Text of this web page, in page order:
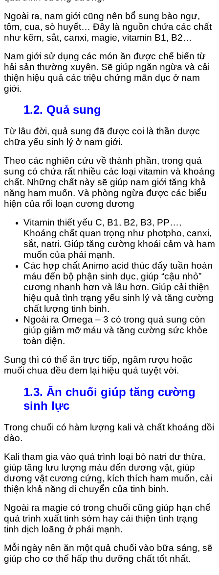
Ngoài ra, nam giới cũng nên bổ sung bào ngư,
tôm, cua, sò huyết… Đây là nguồn chứa các chất
như kẽm, sắt, canxi, magie, vitamin B1, B2…
Nam giới sử dụng các món ăn được chế biến từ
hải sản thường xuyên. Sẽ giúp ngăn ngừa và cải
thiện hiệu quả các triệu chứng mãn dục ở nam
giới.
1.2. Quả sung
Từ lâu đời, quả sung đã được coi là thần dược
chữa yếu sinh lý ở nam giới.
Theo các nghiên cứu về thành phần, trong quả
sung có chứa rất nhiều các loại vitamin và khoáng
chất. Những chất này sẽ giúp nam giới tăng khả
năng ham muốn. Và phòng ngừa được các biểu
hiện của rối loạn cương dương
Vitamin thiết yếu C, B1, B2, B3, PP…,
Khoáng chất quan trọng như photpho, canxi,
sắt, natri. Giúp tăng cường khoái cảm và ham
muốn của phái mạnh.
Các hợp chất Animo acid thúc đẩy tuần hoàn
máu đến bộ phận sinh dục, giúp “cậu nhỏ”
cương nhanh hơn và lâu hơn. Giúp cải thiện
hiệu quả tình trạng yếu sinh lý và tăng cường
chất lượng tinh binh.
Ngoài ra Omega – 3 có trong quả sung còn
giúp giảm mỡ máu và tăng cường sức khỏe
toàn diện.
Sung thì có thể ăn trực tiếp, ngâm rượu hoặc
muối chua đều đem lại hiệu quả tuyệt vời.
1.3. Ăn chuối giúp tăng cường
sinh lực
Trong chuối có hàm lượng kali và chất khoáng dồi
dào.
Kali tham gia vào quá trình loại bỏ natri dư thừa,
giúp tăng lưu lượng máu đến dương vật, giúp
dương vật cương cứng, kích thích ham muốn, cải
thiện khả năng di chuyển của tinh binh.
Ngoài ra magie có trong chuối cũng giúp hạn chế
quá trình xuất tinh sớm hay cải thiện tình trạng
tinh dịch loãng ở phái mạnh.
Mỗi ngày nên ăn một quả chuối vào bữa sáng, sẽ
giúp cho cơ thể hấp thu dưỡng chất tốt nhất.